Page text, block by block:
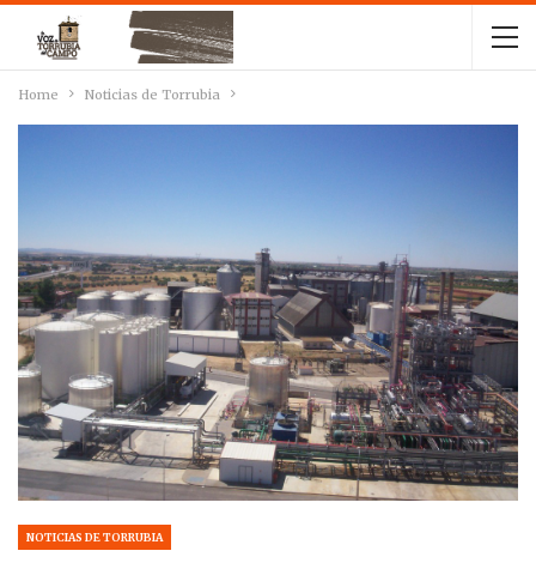
Home Noticias de Torrubia
NOTICIAS DE TORRUBIA